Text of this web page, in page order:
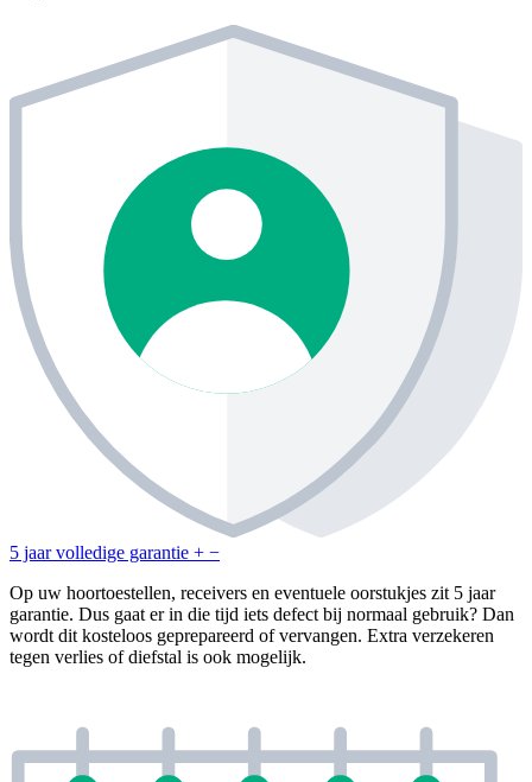
5 jaar volledige garantie + −
Op uw hoortoestellen, receivers en eventuele oorstukjes zit 5 jaar
garantie. Dus gaat er in die tijd iets defect bij normaal gebruik? Dan
wordt dit kosteloos geprepareerd of vervangen. Extra verzekeren
tegen verlies of diefstal is ook mogelijk.